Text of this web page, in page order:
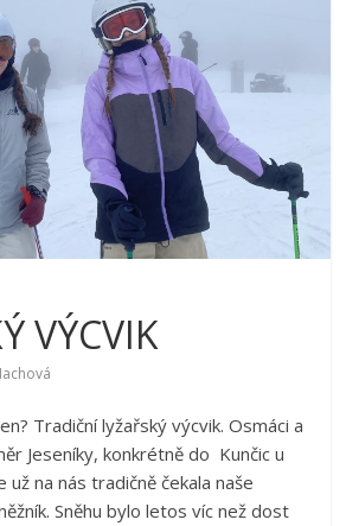
VÝCVIK
Tradiční lyžařský výcvik. Osmáci a
Jeseníky, konkrétně do Kunčic u
už na nás tradičně čekala naše
. Sněhu bylo letos víc než dost